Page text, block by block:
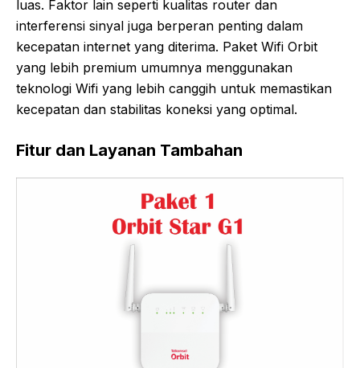
luas. Faktor lain seperti kualitas router dan
interferensi sinyal juga berperan penting dalam
kecepatan internet yang diterima. Paket Wifi Orbit
yang lebih premium umumnya menggunakan
teknologi Wifi yang lebih canggih untuk memastikan
kecepatan dan stabilitas koneksi yang optimal.
Fitur dan Layanan Tambahan